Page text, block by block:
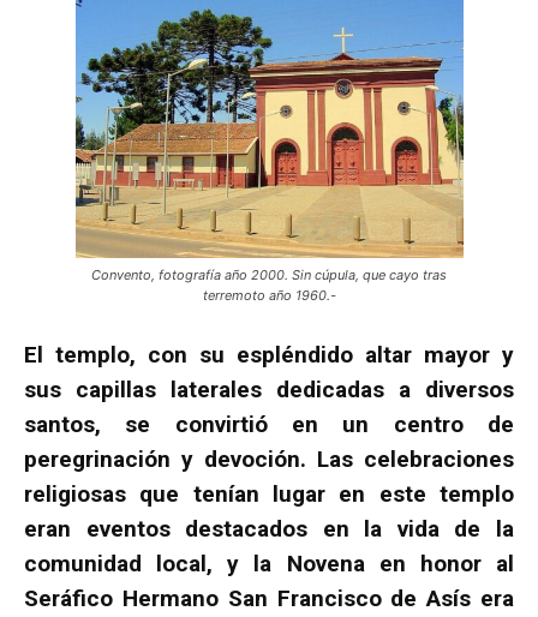
Convento, fotografía año 2000. Sin cúpula, que cayo tras
terremoto año 1960.-
El templo, con su espléndido altar mayor y
sus capillas laterales dedicadas a diversos
santos, se convirtió en un centro de
peregrinación y devoción. Las celebraciones
religiosas que tenían lugar en este templo
eran eventos destacados en la vida de la
comunidad local, y la Novena en honor al
Seráfico Hermano San Francisco de Asís era